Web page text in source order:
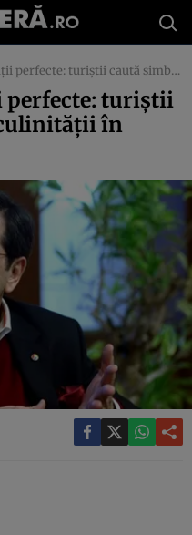
turiştii caută simbolul masculinităţii în Istanbul
perfecte: turiştii
în